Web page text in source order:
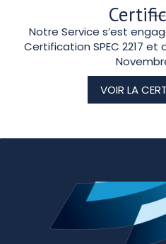
Notre Service s’est
Certification SPEC 2217 et
VOIR LA